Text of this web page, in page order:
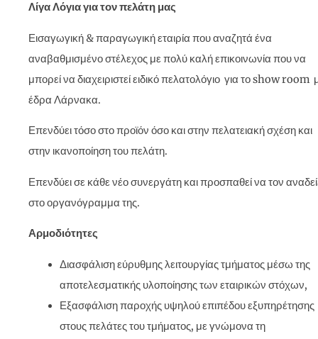
Λίγα Λόγια για τον πελάτη μας
Εισαγωγική & παραγωγική εταιρία που αναζητά ένα
αναβαθμισμένο στέλεχος με πολύ καλή επικοινωνία που να
μπορεί να διαχειριστεί ειδικό πελατολόγιο για το show room
έδρα Λάρνακα.
Επενδύει τόσο στο προϊόν όσο και στην πελατειακή σχέση και
στην ικανοποίηση του πελάτη.
Επενδύει σε κάθε νέο συνεργάτη και προσπαθεί να τον
στο οργανόγραμμα της.
Αρμοδιότητες
Διασφάλιση εύρυθμης λειτουργίας τμήματος μέσω της
αποτελεσματικής υλοποίησης των εταιρικών στόχων,
Εξασφάλιση παροχής υψηλού επιπέδου εξυπηρέτησης
στους πελάτες του τμήματος, με γνώμονα τη